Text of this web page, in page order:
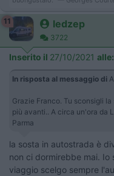
11 ledzep
3722
Inserito il 27/10/2021 alle:
In risposta al messaggio di
Grazie Franco. Tu sconsigli
più avanti.. A circa un'ora da
Parma
la sosta in autostrada è
non ci dormirebbe mai. Io
viaggio scelgo sempre